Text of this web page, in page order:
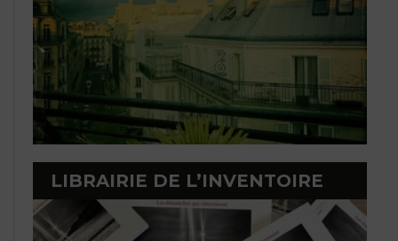
LIBRAIRIE DE L’INVENTOIRE